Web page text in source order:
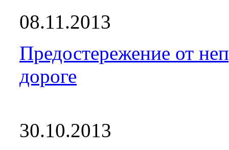
08.11.2013
Предостережение от
дороге
30.10.2013